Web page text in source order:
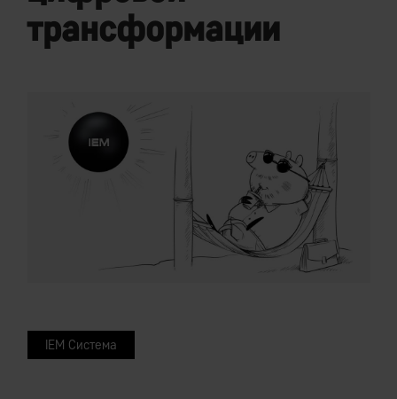
трансформации
IEM Система